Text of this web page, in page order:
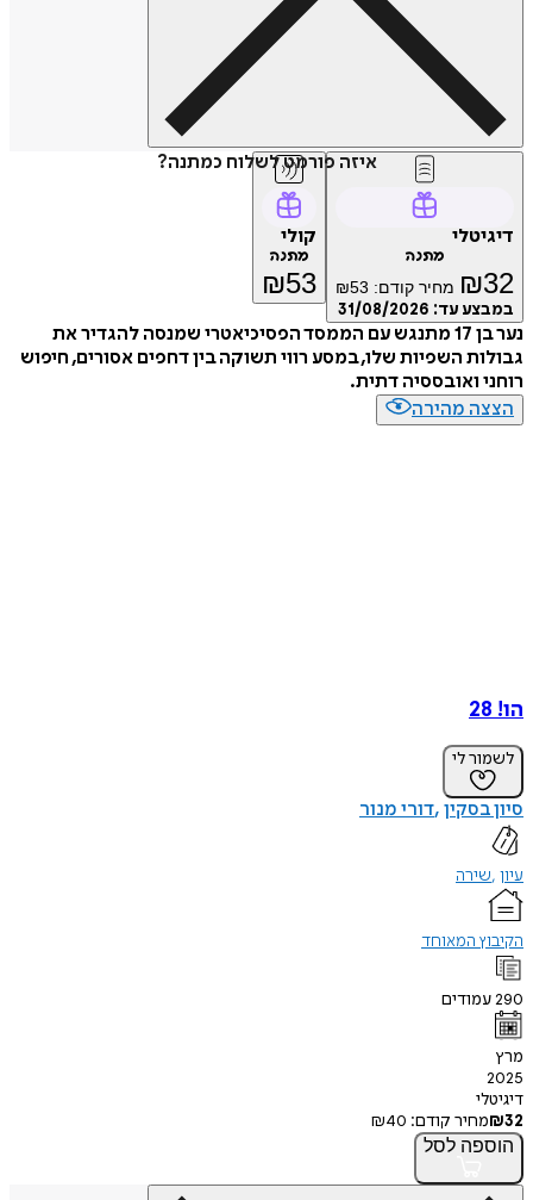
איזה פורמט לשלוח כמתנה?
דיגיטלי
מתנה
₪32 מחיר קודם: ₪53
במבצע עד: 31/08/2026
קולי
מתנה
₪53
נער בן 17 מתנגש עם הממסד הפסיכיאטרי שמנסה להגדיר את
גבולות השפיות שלו, במסע רווי תשוקה בין דחפים אסורים, חיפוש
רוחני ואובססיה דתית.
הצצה מהירה
הו! 28
לשמור לי
סיון בסקין דורי מנור
עיון שירה
הקיבוץ המאוחד
290עמודים
מרץ
2025
דיגיטלי
₪32 מחיר קודם: ₪40
הוספה לסל